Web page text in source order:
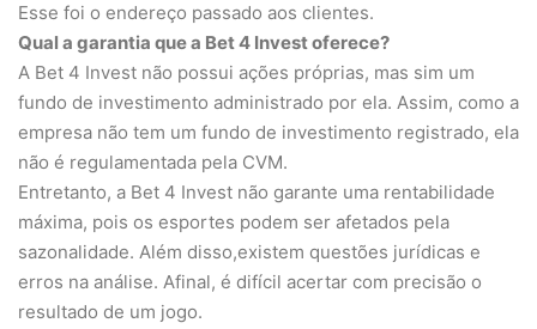
Esse foi o endereço passado aos clientes.
Qual a garantia que a Bet 4 Invest oferece?
A Bet 4 Invest não possui ações próprias, mas sim um
fundo de investimento administrado por ela. Assim, como a
empresa não tem um fundo de investimento registrado, ela
não é regulamentada pela CVM.
Entretanto, a Bet 4 Invest não garante uma rentabilidade
máxima, pois os esportes podem ser afetados pela
sazonalidade. Além disso,existem questões jurídicas e
erros na análise. Afinal, é difícil acertar com precisão o
resultado de um jogo.